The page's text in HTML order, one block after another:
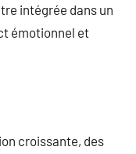
intégrée dans un
émotionnel et
croissante, des